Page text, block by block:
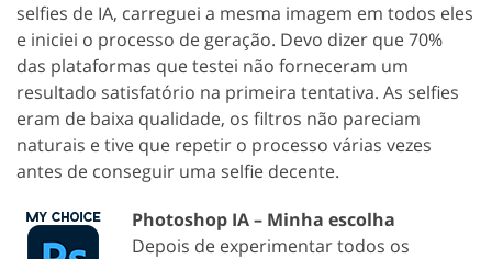
selfies de IA, carreguei a mesma imagem em todos eles
e iniciei o processo de geração. Devo dizer que 70%
das plataformas que testei não forneceram um
resultado satisfatório na primeira tentativa. As selfies
eram de baixa qualidade, os filtros não pareciam
naturais e tive que repetir o processo várias vezes
antes de conseguir uma selfie decente.
Photoshop IA – Minha escolha
Depois de experimentar todos os